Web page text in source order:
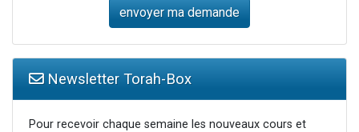
Newsletter Torah-Box
Pour recevoir chaque semaine les nouveaux cours et